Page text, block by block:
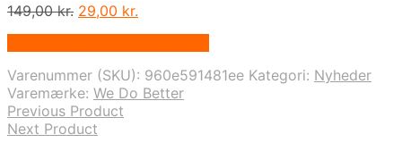
149,00kr. Den
149,00 kr..
29,00 kr.
29,00 kr..
Varenummer (SKU): 960e591481ee Kategori: Nyheder
Varemærke: We Do Better
Previous Product
Next Product